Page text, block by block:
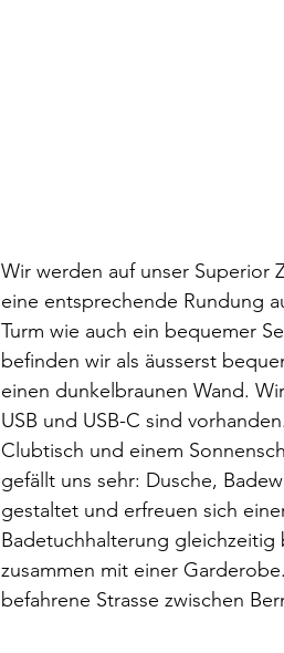
Wir werden auf unser Superior
eine entsprechende Rundung
Turm wie auch ein bequemer
befinden wir als äusserst
einen dunkelbraunen Wand.
USB und USB-C sind
Clubtisch und einem
gefällt uns sehr: Dusche,
gestaltet und erfreuen sich
Badetuchhalterung
zusammen mit einer
befahrene Strasse zwischen